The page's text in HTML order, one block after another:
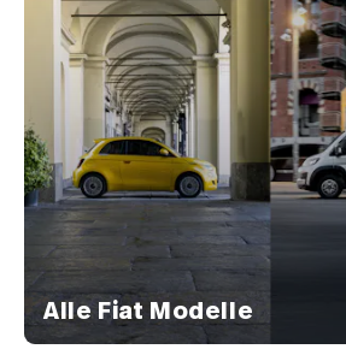
Alle Fiat Modelle